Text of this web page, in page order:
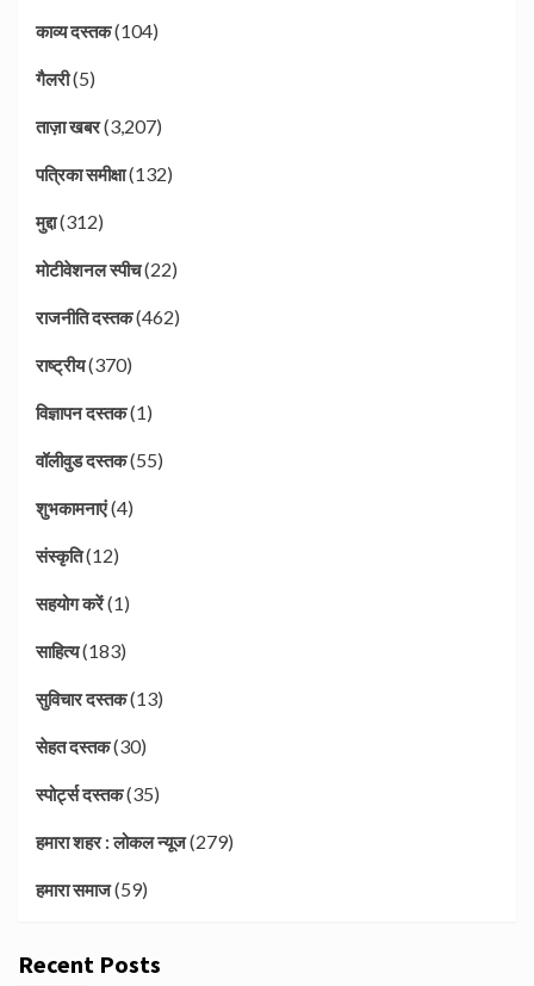
काव्य दस्तक(104)
गैलरी(5)
ताज़ा खबर(3,207)
पत्रिका समीक्षा(132)
मुद्दा(312)
मोटीवेशनल स्पीच(22)
राजनीति दस्तक(462)
राष्ट्रीय(370)
विज्ञापन दस्तक(1)
वॉलीवुड दस्तक(55)
शुभकामनाएं(4)
संस्कृति(12)
सहयोग करें(1)
साहित्य(183)
सुविचार दस्तक(13)
सेहत दस्तक(30)
स्पोर्ट्स दस्तक(35)
हमारा शहर : लोकल न्यूज(279)
हमारा समाज(59)
Recent Posts